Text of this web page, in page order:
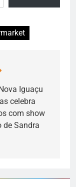
Iguaçu
celebra
com show
de Sandra